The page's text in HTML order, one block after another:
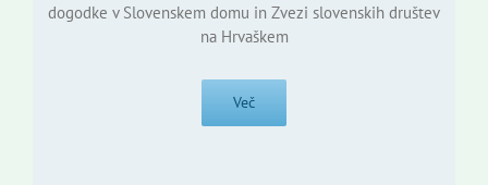
dogodke v Slovenskem domu in Zvezi slovenskih društev
na Hrvaškem
Več